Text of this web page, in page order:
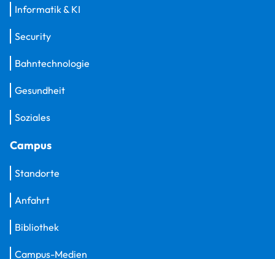
Informatik & KI
Security
Bahntechnologie
Gesundheit
Soziales
Campus
Standorte
Anfahrt
Bibliothek
Campus-Medien